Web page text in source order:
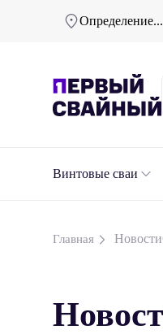
Определение...
Винтовые сваи
Главная Новости